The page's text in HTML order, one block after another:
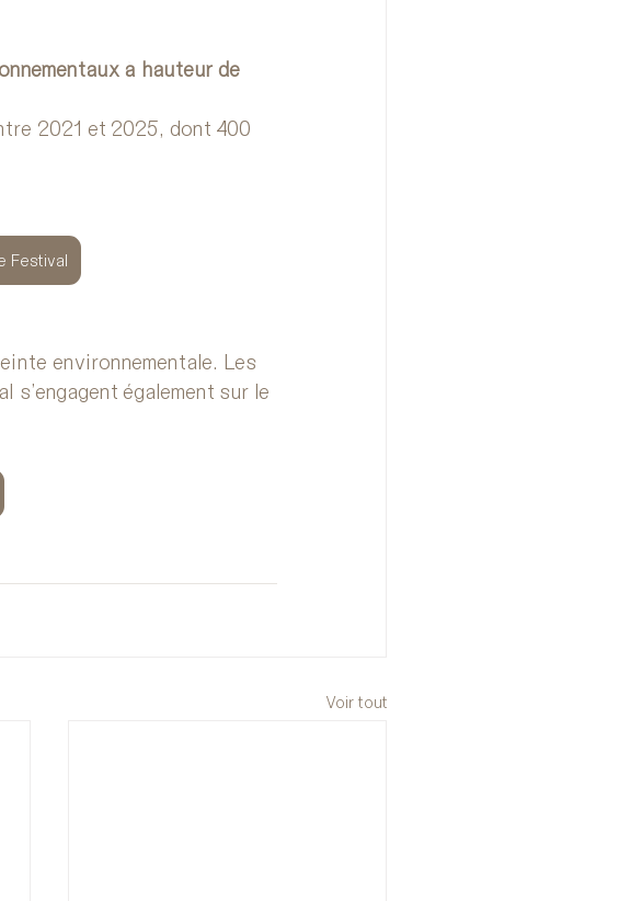
à hauteur de
2021 et 2025, dont 400
Festival
environnementale. Les
également sur le
Voir tout